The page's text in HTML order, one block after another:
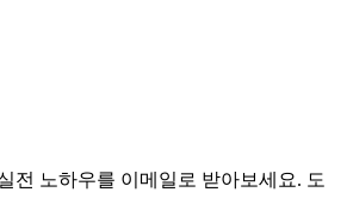
전 노하우를 이메일로 받아보세요. 도